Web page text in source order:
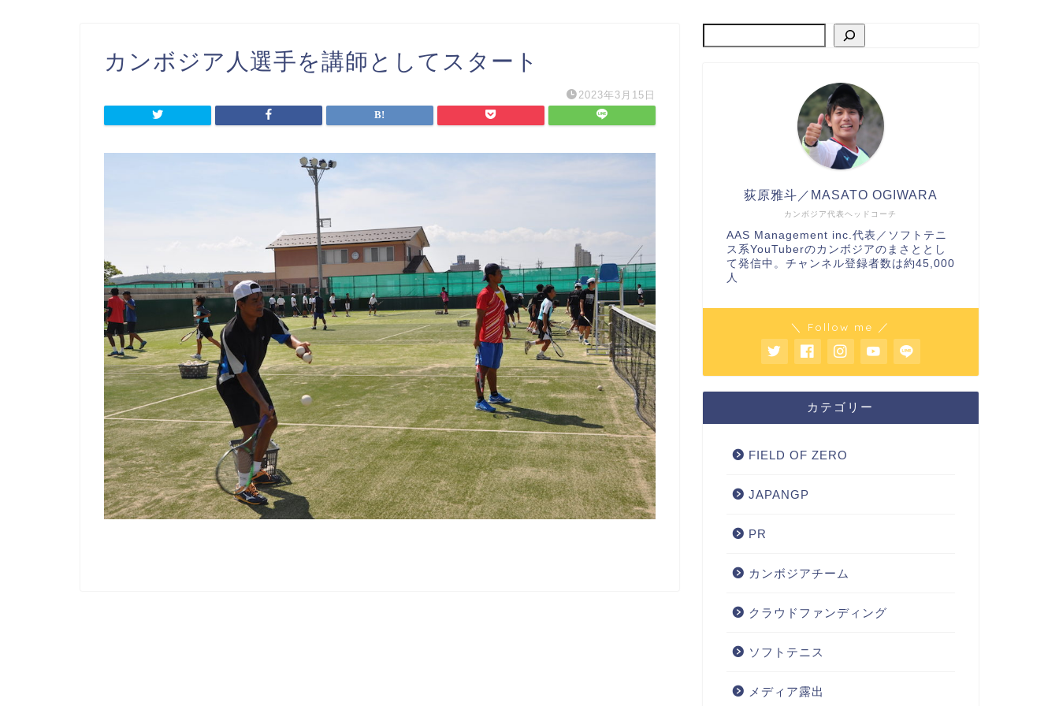
カンボジア人選手を講師としてスタート
2023年3月15日
カンボジア代表ヘッドコーチ
荻原雅斗／MASATO OGIWARA
AAS Management inc.代表／ソフトテニ
ス系YouTuberのカンボジアのまさととし
て発信中。チャンネル登録者数は約45,000
人
＼ Follow me ／
カテゴリー
FIELD OF ZERO
JAPANGP
PR
カンボジアチーム
クラウドファンディング
ソフトテニス
メディア露出